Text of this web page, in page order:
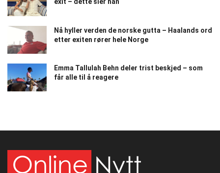
exit – dette sier han
Nå hyller verden de norske gutta – Haalands ord
etter exiten rører hele Norge
Emma Tallulah Behn deler trist beskjed – som
får alle til å reagere